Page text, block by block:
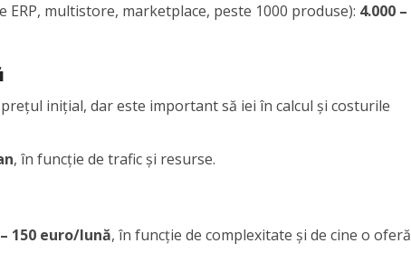
multistore, marketplace, peste 1000 produse): 4.000 –
inițial, dar este important să iei în calcul și costurile
, în funcție de trafic și resurse.
150 euro/lună, în funcție de complexitate și de cine o oferă